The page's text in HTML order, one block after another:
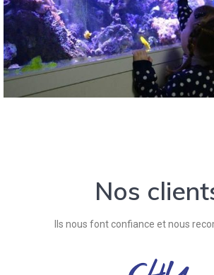
Nos
Ils nous font confiance et nous